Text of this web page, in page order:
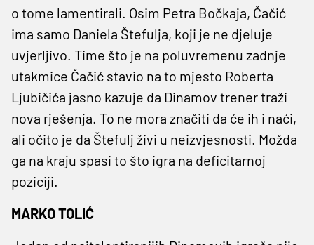
o tome lamentirali. Osim Petra Bočkaja, Čačić
ima samo Daniela Štefulja, koji je ne djeluje
uvjerljivo. Time što je na poluvremenu zadnje
utakmice Čačić stavio na to mjesto Roberta
Ljubičića jasno kazuje da Dinamov trener traži
nova rješenja. To ne mora značiti da će ih i naći,
ali očito je da Štefulj živi u neizvjesnosti. Možda
ga na kraju spasi to što igra na deficitarnoj
poziciji.
MARKO TOLIĆ